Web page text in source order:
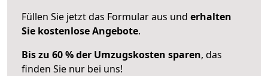
Füllen Sie jetzt das Formular aus und erhalten
Sie kostenlose Angebote.
Bis zu 60 % der Umzugskosten sparen, das
finden Sie nur bei uns!